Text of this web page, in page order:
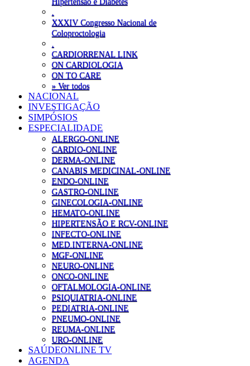
XXXIV Congresso Nacional de
Coloproctologia
CARDIORRENAL LINK
ON CARDIOLOGIA
ON TO CARE
» Ver todos
NACIONAL
INVESTIGAÇÃO
SIMPÓSIOS
ESPECIALIDADE
ALERGO-ONLINE
CARDIO-ONLINE
DERMA-ONLINE
CANABIS MEDICINAL-ONLINE
ENDO-ONLINE
GASTRO-ONLINE
GINECOLOGIA-ONLINE
HEMATO-ONLINE
HIPERTENSÃO E RCV-ONLINE
INFECTO-ONLINE
MED.INTERNA-ONLINE
MGF-ONLINE
NEURO-ONLINE
ONCO-ONLINE
OFTALMOLOGIA-ONLINE
PSIQUIATRIA-ONLINE
PEDIATRIA-ONLINE
PNEUMO-ONLINE
REUMA-ONLINE
URO-ONLINE
SAÚDEONLINE TV
AGENDA